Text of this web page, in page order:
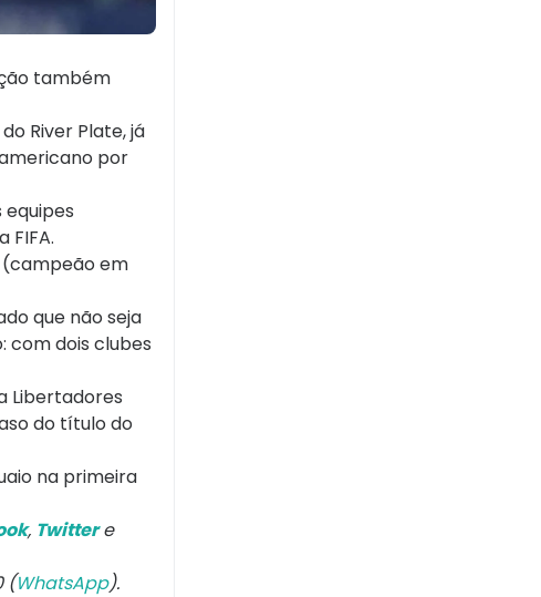
também
River Plate, já
por
equipes
FIFA.
(campeão em
que não seja
com dois clubes
Libertadores
do título do
na primeira
, Twittere
(WhatsApp).